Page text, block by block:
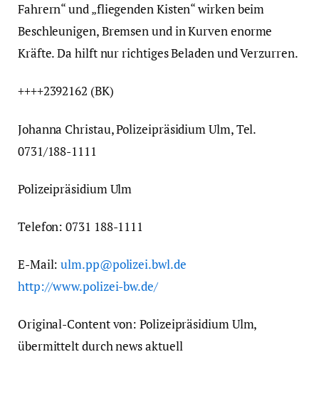
Fahrern“ und „fliegenden Kisten“ wirken beim
Beschleunigen, Bremsen und in Kurven enorme
Kräfte. Da hilft nur richtiges Beladen und Verzurren.
++++2392162 (BK)
Johanna Christau, Polizeipräsidium Ulm, Tel.
0731/188-1111
Polizeipräsidium Ulm
Telefon: 0731 188-1111
E-Mail:ulm.pp@polizei.bwl.de
http://www.polizei-bw.de/
Original-Content von: Polizeipräsidium Ulm,
übermittelt durch news aktuell